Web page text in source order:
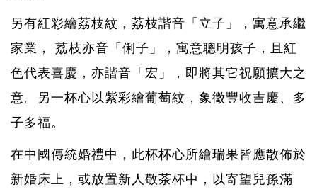
另有紅彩繪荔枝紋，荔枝諧音「立子」，寓意承繼
家業， 荔枝亦音「俐子」，寓意聰明孩子，且紅
色代表喜慶，亦諧音「宏」，即將其它祝願擴大之
意。另一杯心以紫彩繪葡萄紋，象徵豐收吉慶、多
子多福。
在中國傳統婚禮中，此杯杯心所繪瑞果皆應散佈於
新婚床上，或放置新人敬茶杯中，以寄望兒孫滿